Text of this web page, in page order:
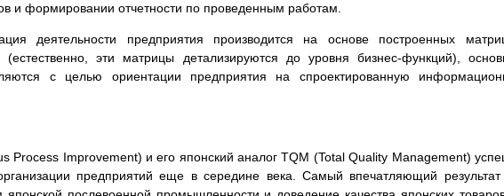
и формировании отчетности по проведенным работам.
деятельности предприятия производится на основе построенных
эти матрицы детализируются до уровня бизнес-функций),
с целью ориентации предприятия на спроектированную
Process Improvement) и его японский аналог TQM (Total Quality Management)
предприятий еще в середине века. Самый впечатляющий результат